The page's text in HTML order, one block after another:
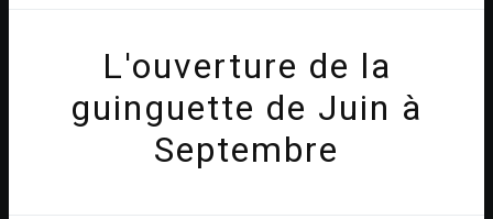
L'ouverture de la
guinguette de Juin à
Septembre